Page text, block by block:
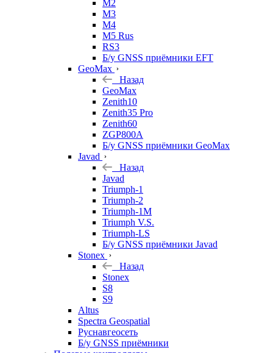
M2
M3
M4
M5 Rus
RS3
Б/у GNSS приёмники EFT
GeoMax
Назад
GeoMax
Zenith10
Zenith35 Pro
Zenith60
ZGP800A
Б/у GNSS приёмники GeoMax
Javad
Назад
Javad
Triumph-1
Triumph-2
Triumph-1M
Triumph V.S.
Triumph-LS
Б/у GNSS приёмники Javad
Stonex
Назад
Stonex
S8
S9
Altus
Spectra Geospatial
Руснавгеосеть
Б/у GNSS приёмники